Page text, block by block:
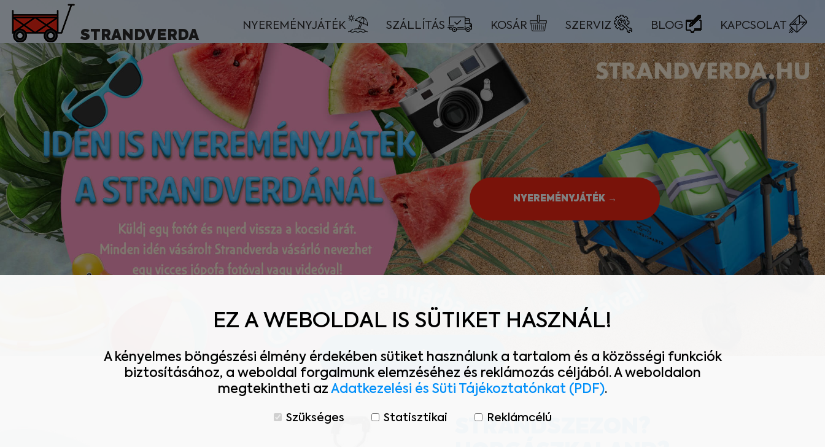
STRANDVERDA
NYEREMÉNYJÁTÉK SZÁLLÍTÁS KOSÁR SZERVIZ BLOG KAPCSOLAT
NYEREMÉNYJÁTÉK →
LÁSSAM AZ ÁRAKAT!
STRANDSZEZON?
EZ A WEBOLDAL IS SÜTIKET HASZNÁL!
A kényelmes böngészési élmény érdekében sütiket használunk a tartalom és a közösségi funkciók
biztosításához, a weboldal forgalmunk elemzéséhez és reklámozás céljából. A weboldalon
megtekintheti az Adatkezelési és Süti Tájékoztatónkat (PDF).
Szükséges Statisztikai Reklámcélú